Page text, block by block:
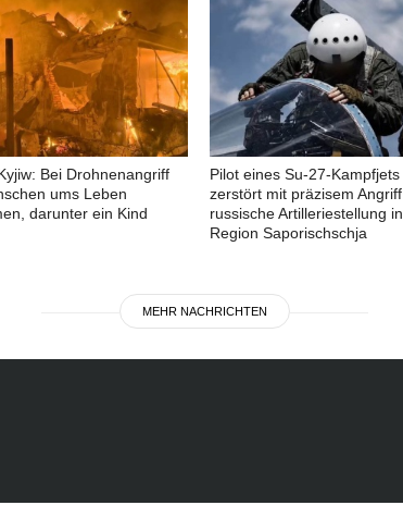
Bei Drohnenangriff
ums Leben
darunter ein Kind
Pilot eines Su-27-Kampfjets
zerstört mit präzisem Angriff
russische Artilleriestellung in
Region Saporischschja
MEHR NACHRICHTEN